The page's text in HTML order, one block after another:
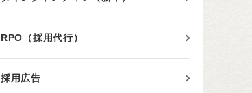
RPO（採用代行）
採用広告